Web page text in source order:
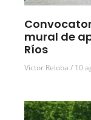
mural de
Ríos
Víctor Reloba 10